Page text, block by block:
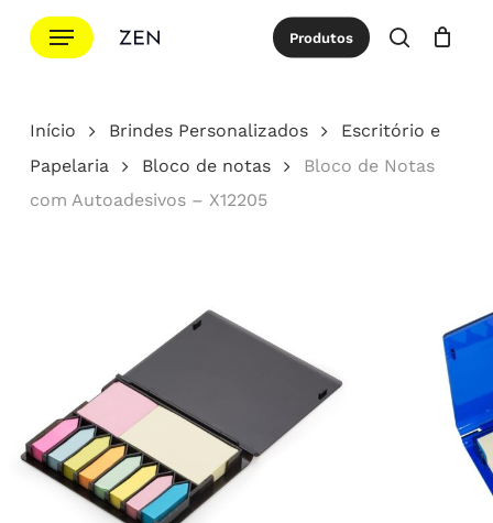
para
principal
Menu Produtos
procurar
Cotação Close
Início Brindes Personalizados
Escritório e
Papelaria
Bloco de notas
Bloco de Notas
com Autoadesivos – X12205